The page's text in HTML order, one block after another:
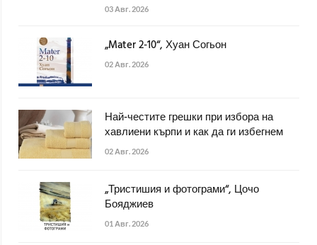
03 Авг. 2026
„Mater 2-10“, Хуан Согьон
02 Авг. 2026
Най-честите грешки при избора на
хавлиени кърпи и как да ги избегнем
02 Авг. 2026
„Тристишия и фотограми“, Цочо
Бояджиев
01 Авг. 2026